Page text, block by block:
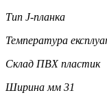
Тип J-планка
Температура
Склад ПВХ пластик
Ширина мм 31